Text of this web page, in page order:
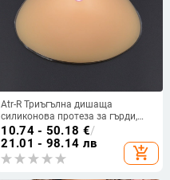
Atr-R Триъгълна дишаща
силиконова протеза за гърди,
изкуствена гърда,
постоперативна протеза за
гърди, производител на едро
10.74 - 50.18 €/
21.01 - 98.14 лв
add_shopping_cart